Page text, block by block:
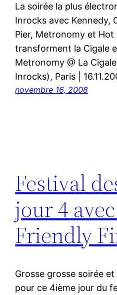
La soirée la plus
Inrocks avec Kennedy,
Pier, Metronomy et Hot
transforment la Cigale
Metronomy @ La
Inrocks), Paris |
novembre 16, 2008
Festival
jour 4
Friendly
Grosse grosse soirée
pour ce 4ième jour du